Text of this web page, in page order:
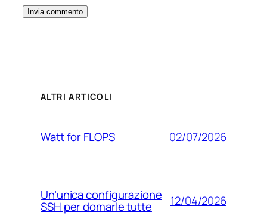
ALTRI ARTICOLI
Watt for FLOPS 02/07/2026
Un’unica configurazione
SSH per domarle tutte 12/04/2026